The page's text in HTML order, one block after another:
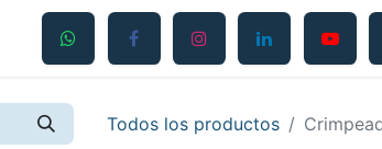
Contáctanos Blog
Todos los productos